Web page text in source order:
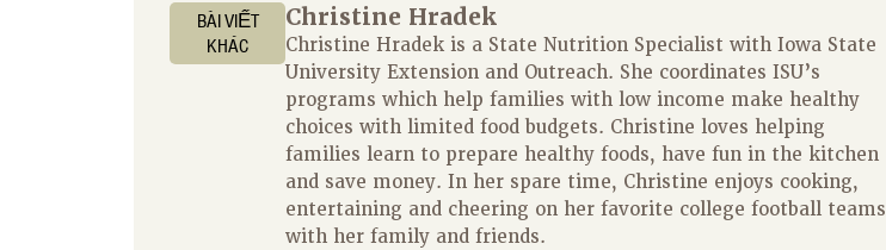
BÀI VIẾT
KHÁC
Christine Hradek
Christine Hradek is a State Nutrition Specialist with Iowa State
University Extension and Outreach. She coordinates ISU’s
programs which help families with low income make healthy
choices with limited food budgets. Christine loves helping
families learn to prepare healthy foods, have fun in the kitchen
and save money. In her spare time, Christine enjoys cooking,
entertaining and cheering on her favorite college football teams
with her family and friends.